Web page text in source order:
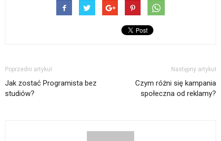
Poprzedni artykuł
Jak zostać Programista bez
studiów?
Następny artykuł
Czym różni się kampania
społeczna od reklamy?